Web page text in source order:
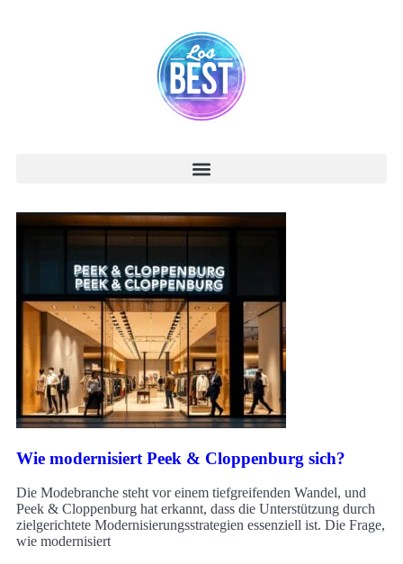
Wie modernisiert Peek & Cloppenburg sich?
Die Modebranche steht vor einem tiefgreifenden Wandel, und
Peek & Cloppenburg hat erkannt, dass die Unterstützung durch
zielgerichtete Modernisierungsstrategien essenziell ist. Die Frage,
wie modernisiert